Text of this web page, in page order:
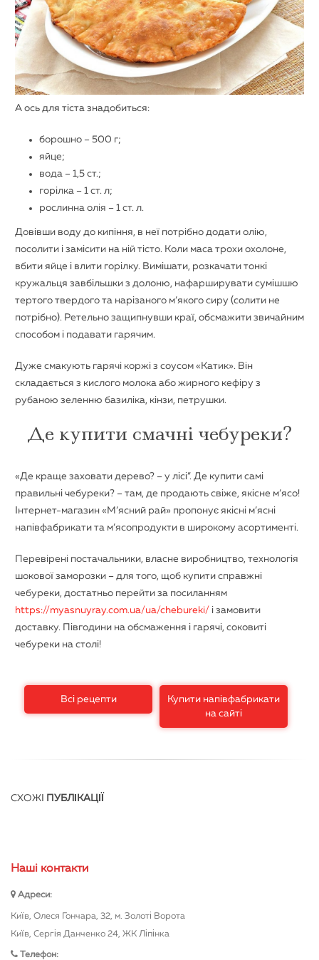
А ось для тіста знадобиться:
борошно – 500 г;
яйце;
вода – 1,5 ст.;
горілка – 1 ст. л;
рослинна олія – 1 ст. л.
Довівши воду до кипіння, в неї потрібно додати олію,
посолити і замісити на ній тісто. Коли маса трохи охолоне,
вбити яйце і влити горілку. Вимішати, розкачати тонкі
кружальця завбільшки з долоню, нафарширувати сумішшю
тертого твердого та нарізаного м’якого сиру (солити не
потрібно). Ретельно защипнувши краї, обсмажити звичайним
способом і подавати гарячим.
Дуже смакують гарячі коржі з соусом «Катик». Він
складається з кислого молока або жирного кефіру з
рубаною зеленню базиліка, кінзи, петрушки.
Де купити смачні чебуреки?
«Де краще заховати дерево? – у лісі”. Де купити самі
правильні чебуреки? – там, де продають свіже, якісне м’ясо!
Інтернет-магазин «М’ясний рай» пропонує якісні м’ясні
напівфабрикати та м’ясопродукти в широкому асортименті.
Перевірені постачальники, власне виробництво, технологія
шокової заморозки – для того, щоб купити справжні
чебуреки, достатньо перейти за посиланням
https://myasnuyray.com.ua/ua/chebureki/ і замовити
доставку. Півгодини на обсмаження і гарячі, соковиті
чебуреки на столі!
Всі рецепти
Купити напівфабрикати
на сайті
СХОЖІ ПУБЛІКАЦІЇ
Нашi контакти
Адреси:
Київ, Олеся Гончара, 32, м. Золоті Ворота
Київ, Сергія Данченко 24, ЖК Ліпінка
Телефон: